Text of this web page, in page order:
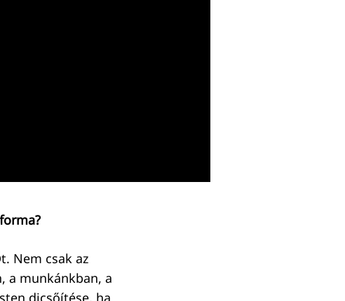
Nem csak az
a munkánkban, a
dicsőítése, ha